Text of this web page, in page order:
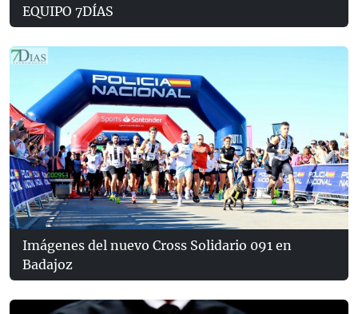
EQUIPO 7DÍAS
Imágenes del nuevo Cross Solidario 091 en
Badajoz